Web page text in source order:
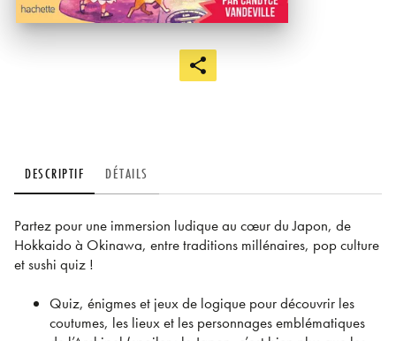
DESCRIPTIF DÉTAILS
Partez pour une immersion ludique au cœur du Japon, de
Hokkaido à Okinawa, entre traditions millénaires, pop culture
et sushi quiz !
Quiz, énigmes et jeux de logique pour découvrir les
coutumes, les lieux et les personnages emblématiques